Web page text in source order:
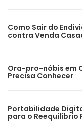
Como Sair do
contra Venda
Ora-pro-nóbis em
Precisa Conhecer
Portabilidade
para o Reequilíbrio